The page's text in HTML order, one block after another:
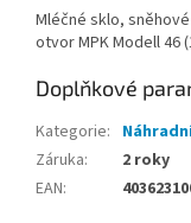
Mléčné sklo,
otvor MPK Modell 46
Doplňkové
Kategorie:
Záruka:
2 roky
EAN: